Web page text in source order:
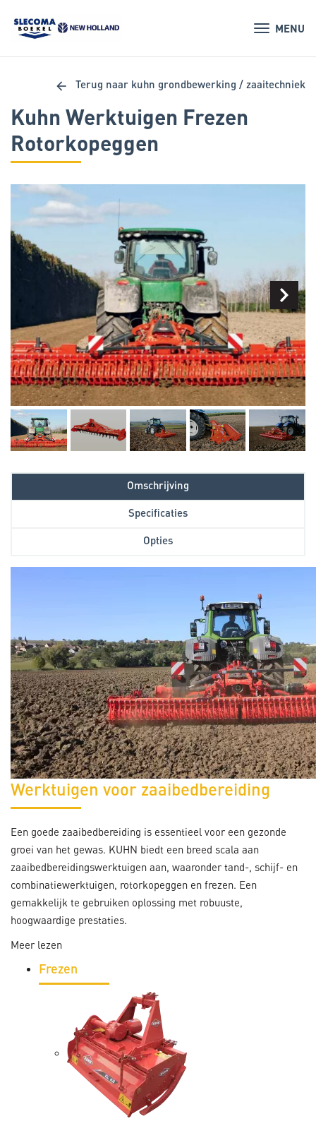
MENU
Kuhn Werktuigen Frezen
Rotorkopeggen
arrow_back Terug naar kuhn grondbewerking / zaaitechniek
Omschrijving
Specificaties
Opties
Werktuigen voor zaaibedbereiding
Een goede zaaibedbereiding is essentieel voor een gezonde
groei van het gewas. KUHN biedt een breed scala aan
zaaibedbereidingswerktuigen aan, waaronder tand-, schijf- en
combinatiewerktuigen, rotorkopeggen en frezen. Een
gemakkelijk te gebruiken oplossing met robuuste,
hoogwaardige prestaties.
Meer lezen
Frezen